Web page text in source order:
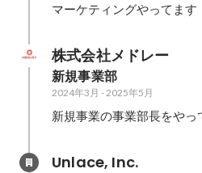
マーケティングやってます
株式会社メドレー
新規事業部
2024年3月 -2025年5月
Unlace, Inc.